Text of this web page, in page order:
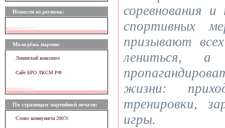
Новости из региона:
Молодёжь партии:
Ленинский комсомол
Сайт БРО ЛКСМ РФ
По страницам партийной печати:
Слово коммуниста 2007г.
соревнования
спортивных
призывают
лениться, а
жизни:
тренировки,
игры.